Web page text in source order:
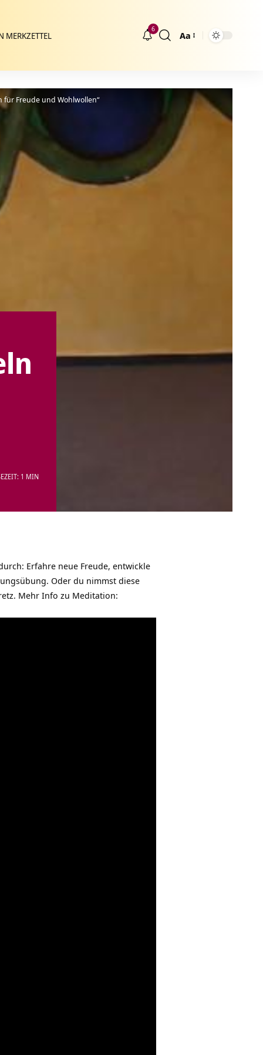
MERKZETTEL
6
Größenänderung
Aa
für Freude und Wohlwollen“
1 MIN
Erfahre neue Freude, entwickle
Oder du nimmst diese
Mehr Info zu Meditation: